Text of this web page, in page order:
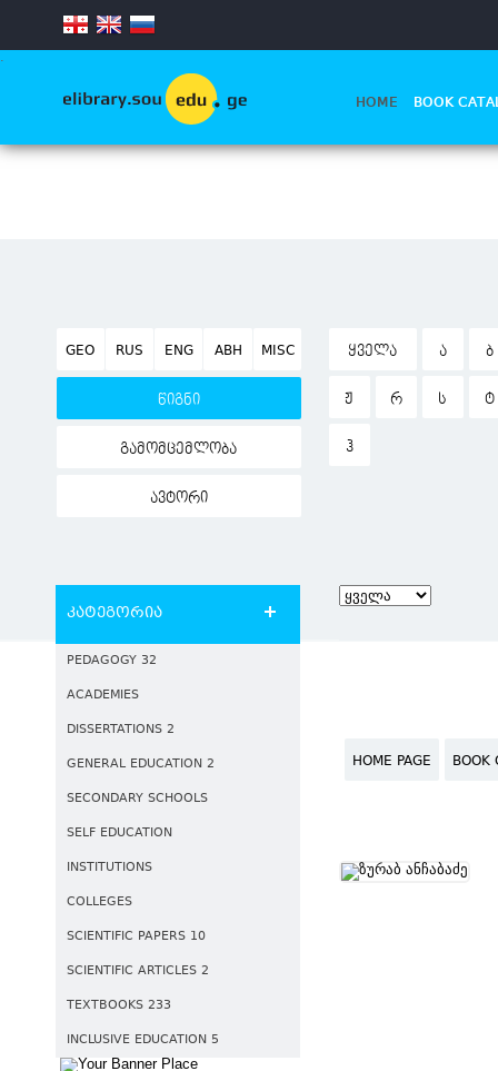
.
HOME BOOK
GEO RUS ENG ABH MISC
წიგნი
გამომცემლობა
ავტორი
ᲧᲕᲔᲚᲐ Ა Ბ
Ჟ Რ Ს Ტ
Ჰ
კატეგორია
PEDAGOGY 32
ACADEMIES
DISSERTATIONS 2
GENERAL EDUCATION 2
SECONDARY SCHOOLS
SELF EDUCATION
INSTITUTIONS
COLLEGES
SCIENTIFIC PAPERS 10
SCIENTIFIC ARTICLES 2
TEXTBOOKS 233
INCLUSIVE EDUCATION 5
HOME PAGE BOOK